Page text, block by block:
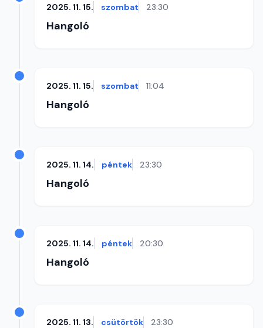
2025. 11. 15. szombat 23:30
Hangoló
2025. 11. 15. szombat 11:04
Hangoló
2025. 11. 14. péntek 23:30
Hangoló
2025. 11. 14. péntek 20:30
Hangoló
2025. 11. 13. csütörtök 23:30